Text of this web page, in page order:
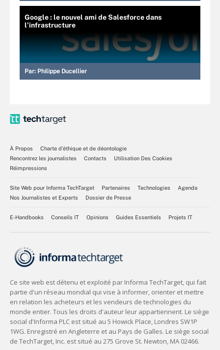
Google : le nouvel ami de Salesforce dans
l’infrastructure
Par: Philippe Ducellier
À Propos
Charte d’éthique et de déontologie
Rencontrez les journalistes
Contacts
Utilisation Des Cookies
Réimpressions
Site Web pour Informa TechTarget Partenaires Technologies
Agenda
Nos Journalistes et Experts
Dossier de Presse
E-Handbooks Conseils IT Opinions Guides Essentiels Projets IT